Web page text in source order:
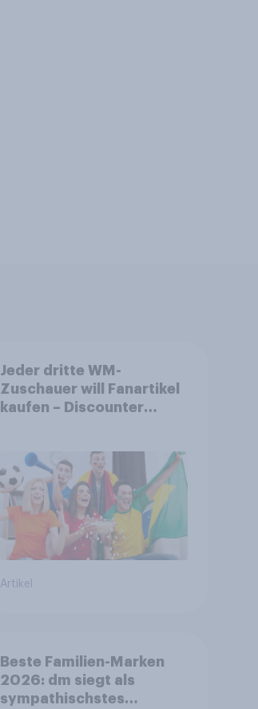
Jeder dritte WM-
Zuschauer will Fanartikel
kaufen – Discounter
Artikel
Beste Familien-Marken
2026: dm siegt als
sympathischstes